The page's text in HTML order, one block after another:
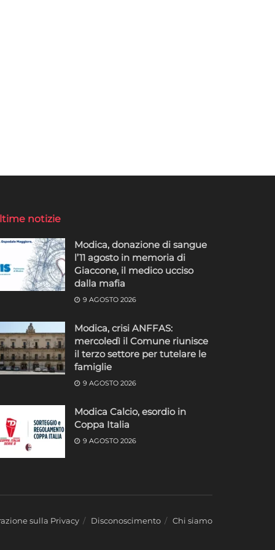
notizie
Modica, donazione di sangue
l’11 agosto in memoria di
Giaccone, il medico ucciso
dalla mafia
9 AGOSTO 2026
Modica, crisi ANFFAS:
mercoledì il Comune riunisce
il terzo settore per tutelare le
famiglie
9 AGOSTO 2026
Modica Calcio, esordio in
Coppa Italia
9 AGOSTO 2026
sulla Privacy Disconoscimento Chi siamo